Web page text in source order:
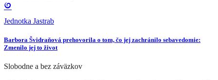
Jednotka Jastrab
Barbora Švidraňová prehovorila o tom, čo jej zachránilo sebavedomie:
Zmenilo jej to život
Slobodne a bez záväzkov